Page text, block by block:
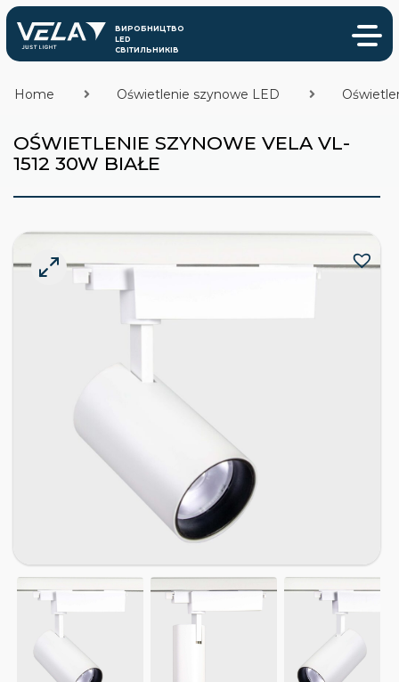
OŚWIETLENIE SZYNOWE VELA VL-
1512 30W BIAŁE
Home Oświetlenie szynowe LED